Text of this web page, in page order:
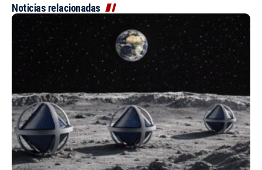
Noticias relacionadas